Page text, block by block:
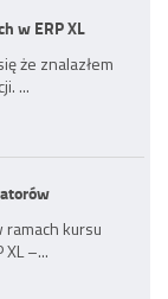
w ERP XL
że znalazłem
...
kursu
–...